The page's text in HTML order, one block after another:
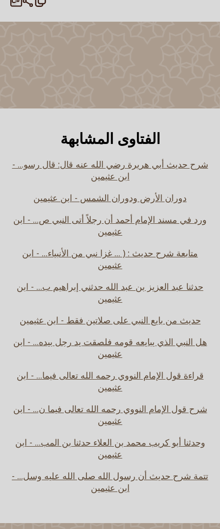
الفتاوى المشابهة
شرح حديث أبي هريرة رضي الله عنه قال: قال رسو... -
ابن عثيمين
دوران الأرض ودوران الشمس - ابن عثيمين
ورد في مسند الإمام أحمد أن رجلاً أتى النبي ص... - ابن
عثيمين
متابعة شرح حديث : ( ... غزا نبي من الأنبياء... - ابن
عثيمين
حدثنا عبد العزيز بن عبد الله حدثني إبراهيم ب... - ابن
عثيمين
حديث من بايع النبي على صلاتين فقط - ابن عثيمين
هل النبي الذي يبايعه قومه فلصقت يد رجل بيده... - ابن
عثيمين
قراءة قول الإمام النووي رحمه الله تعالى فيما... - ابن
عثيمين
شرح قول الإمام النووي رحمه الله تعالى فيما ن... - ابن
عثيمين
وحدثنا أبو كريب محمد بن العلاء حدثنا بن المب... - ابن
عثيمين
تتمة شرح حديث أن رسول الله صلى الله عليه وسل... -
ابن عثيمين